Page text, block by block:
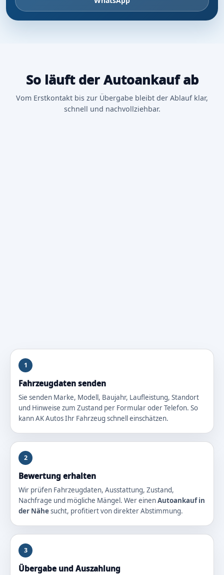
So läuft der Autoankauf ab
Vom Erstkontakt bis zur Übergabe bleibt der Ablauf klar,
schnell und nachvollziehbar.
1
Fahrzeugdaten senden
Sie senden Marke, Modell, Baujahr, Laufleistung, Standort
und Hinweise zum Zustand per Formular oder Telefon. So
kann AK Autos Ihr Fahrzeug schnell einschätzen.
2
Bewertung erhalten
Wir prüfen Fahrzeugdaten, Ausstattung, Zustand,
Nachfrage und mögliche Mängel. Wer einenAutoankauf in
der Nähesucht, profitiert von direkter Abstimmung.
3
Übergabe und Auszahlung